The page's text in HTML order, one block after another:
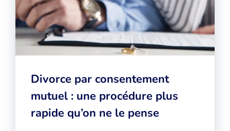
Divorce par consentement
mutuel : une procédure plus
rapide qu’on ne le pense